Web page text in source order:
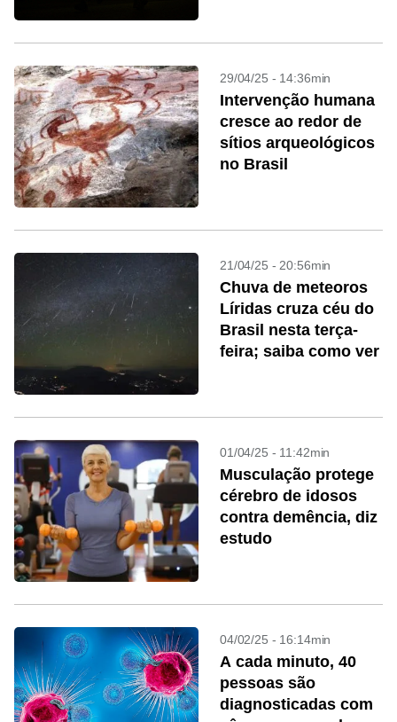
29/04/25 - 14:36min
Intervenção humana
cresce ao redor de
sítios arqueológicos
no Brasil
21/04/25 - 20:56min
Chuva de meteoros
Líridas cruza céu do
Brasil nesta terça-
feira; saiba como ver
01/04/25 - 11:42min
Musculação protege
cérebro de idosos
contra demência, diz
estudo
04/02/25 - 16:14min
A cada minuto, 40
pessoas são
diagnosticadas com